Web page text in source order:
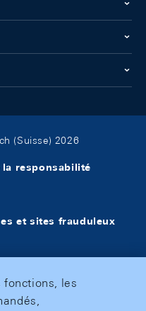
(Suisse) 2026
responsabilité
et sites frauduleux
fonctions, les